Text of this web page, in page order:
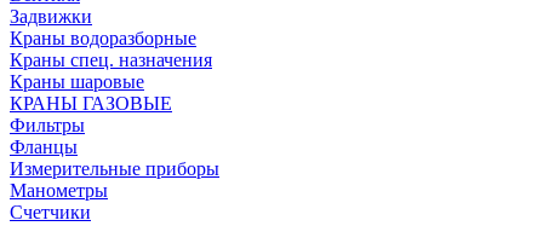
Задвижки
Краны водоразборные
Краны спец. назначения
Краны шаровые
КРАНЫ ГАЗОВЫЕ
Фильтры
Фланцы
Измерительные приборы
Манометры
Счетчики